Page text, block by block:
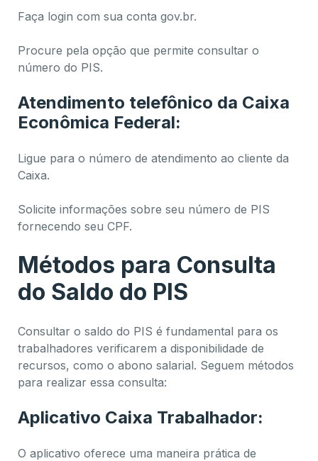
Faça login com sua conta gov.br.
Procure pela opção que permite consultar o
número do PIS.
Atendimento telefônico da Caixa
Econômica Federal:
Ligue para o número de atendimento ao cliente da
Caixa.
Solicite informações sobre seu número de PIS
fornecendo seu CPF.
Métodos para Consulta
do Saldo do PIS
Consultar o saldo do PIS é fundamental para os
trabalhadores verificarem a disponibilidade de
recursos, como o abono salarial. Seguem métodos
para realizar essa consulta:
Aplicativo Caixa Trabalhador:
O aplicativo oferece uma maneira prática de